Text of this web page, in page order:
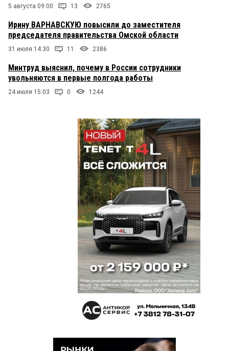
5 августа 09:00 13 2765
Ирину ВАРНАВСКУЮ повысили до заместителя
председателя правительства Омской области
31 июля 14:30 11 2386
Минтруд выяснил, почему в России сотрудники
увольняются в первые полгода работы
24 июля 15:03 0 1244